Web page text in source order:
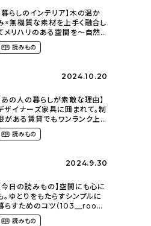
暮らしのインテリア】木の温か
×無機質な素材を上手く融合し
メリハリのある空間を〜自然
囲まれて暮らす（ki_no_ieさ
） 読みもの
2024.10.20
あの人の暮らしが素敵な理由】
ザイナーズ家具に囲まれて。制
がある賃貸でもワンランク上
お部屋に〜狭くても好きな暮
しのこと（_____chika708さ
読みもの
2024.9.30
今日の読みもの】空間にも心に
。ゆとりをもたらすシンプルに
らすためのコツ（103__room
ん）
読みもの